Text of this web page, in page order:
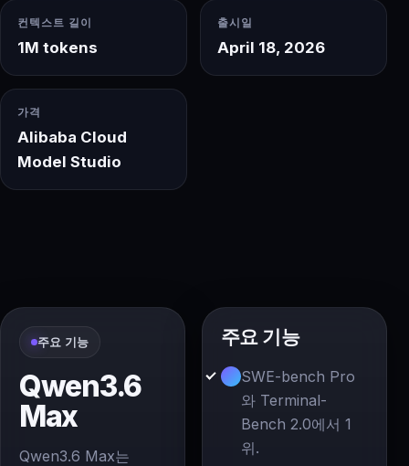
컨텍스트 길이
1M tokens
출시일
April 18, 2026
가격
Alibaba Cloud
Model Studio
주요 기능
Qwen3.6
Max
Qwen3.6 Max는
주요 기능
SWE-bench Pro
와 Terminal-
Bench 2.0에서 1
위.